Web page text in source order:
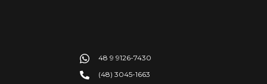
48 9 9126-7430
(48) 3045-1663